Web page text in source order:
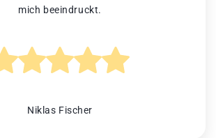
mich beeindruckt.
Niklas Fischer